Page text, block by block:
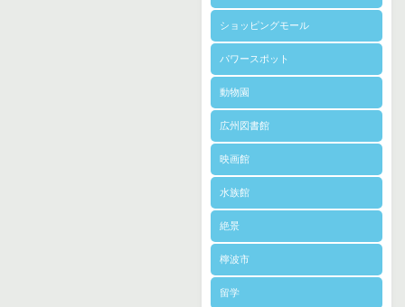
ショッピングモール
パワースポット
動物園
広州図書館
映画館
水族館
絶景
檸波市
留学